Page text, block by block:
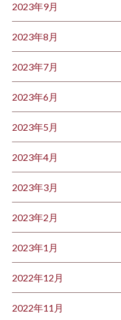
2023年9月
2023年8月
2023年7月
2023年6月
2023年5月
2023年4月
2023年3月
2023年2月
2023年1月
2022年12月
2022年11月